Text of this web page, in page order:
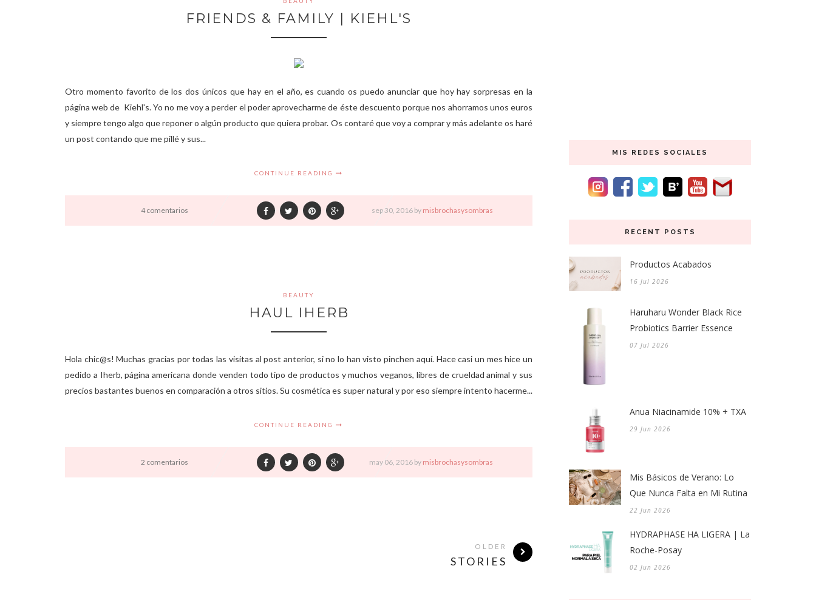
FRIENDS & FAMILY | KIEHL'S
Otro momento favorito de los dos únicos que hay en el año, es cuando os puedo anunciar que hoy hay sorpresas en la
página web de Kiehl's. Yo no me voy a perder el poder aprovecharme de éste descuento porque nos ahorramos unos euros
y siempre tengo algo que reponer o algún producto que quiera probar. Os contaré que voy a comprar y más adelante os haré
un post contando que me pillé y sus...
CONTINUE READING
4 comentarios sep30, 2016 by misbrochasysombras
BEAUTY
HAUL IHERB
Hola chic@s! Muchas gracias por todas las visitas al post anterior, si no lo han visto pinchen aquí. Hace casi un mes hice un
pedido a Iherb, página americana donde venden todo tipo de productos y muchos veganos, libres de crueldad animal y sus
precios bastantes buenos en comparación a otros sitios. Su cosmética es super natural y por eso siempre intento hacerme...
CONTINUE READING
2 comentarios may 06, 2016 by misbrochasysombras
OLDER
STORIES
MIS REDES SOCIALES
RECENT POSTS
Productos Acabados
16 Jul 2026
Haruharu Wonder Black Rice
Probiotics Barrier Essence
07 Jul 2026
Anua Niacinamide 10% + TXA
29 Jun 2026
Mis Básicos de Verano: Lo
Que Nunca Falta en Mi Rutina
22 Jun 2026
HYDRAPHASE HA LIGERA | La
Roche-Posay
02 Jun 2026